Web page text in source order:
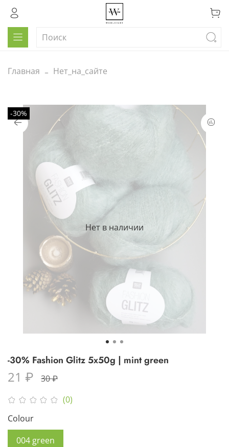
Главная Нет_на_сайте
Нет в наличии
-30%
(0)
-30% Fashion Glitz 5x50g | mint green
21 ₽ 30 ₽
Colour
004 green